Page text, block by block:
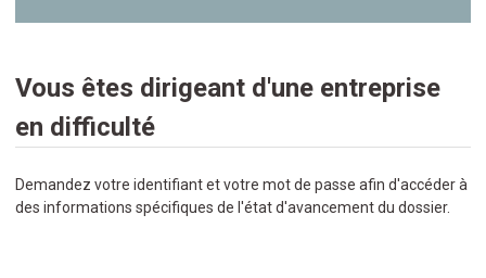
Vous êtes dirigeant d'une entreprise
en difficulté
Demandez votre identifiant et votre mot de passe afin d'accéder à
des informations spécifiques de l'état d'avancement du dossier.